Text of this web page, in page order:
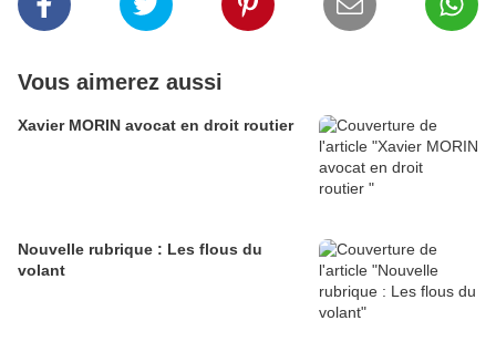
Vous aimerez aussi
Xavier MORIN avocat en droit routier
Nouvelle rubrique : Les flous du
volant